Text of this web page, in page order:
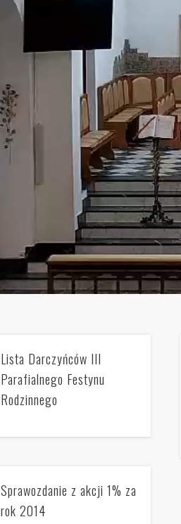
Lista Darczyńców III
Parafialnego Festynu
Rodzinnego
Sprawozdanie z akcji 1% za
rok 2014